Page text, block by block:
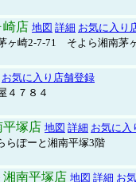
崎店 地図 詳細 お気に入り
ヶ崎2‐7‐71 そよら湘南茅
お気に入り店舗登録
４７８４
平塚店 地図 詳細 お気に入
ぽーと湘南平塚3階
湘南平塚店 地図 詳細 お